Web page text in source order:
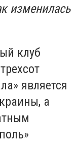
изменилась
клуб
является
а